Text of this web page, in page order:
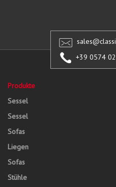
+39 0574
Produkte
Sessel
Sessel
Sofas
Liegen
Sofas
Stühle